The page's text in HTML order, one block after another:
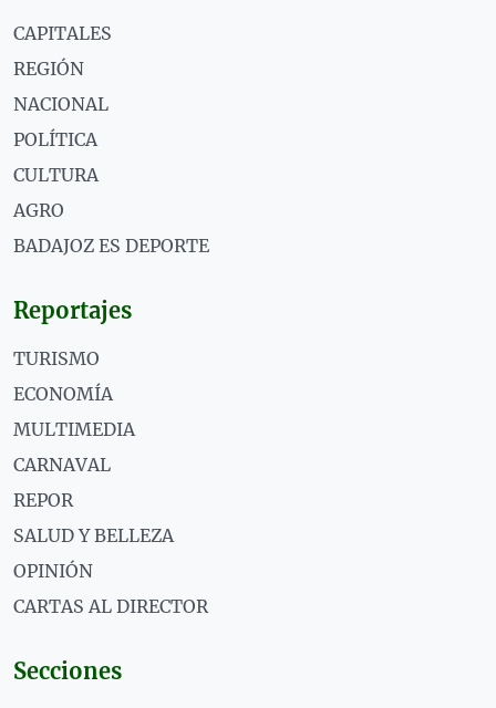
CAPITALES
REGIÓN
NACIONAL
POLÍTICA
CULTURA
AGRO
BADAJOZ ES DEPORTE
Reportajes
TURISMO
ECONOMÍA
MULTIMEDIA
CARNAVAL
REPOR
SALUD Y BELLEZA
OPINIÓN
CARTAS AL DIRECTOR
Secciones